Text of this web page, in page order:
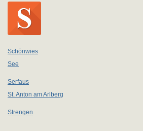
Schönwies
See
Serfaus
St. Anton am Arlberg
Strengen